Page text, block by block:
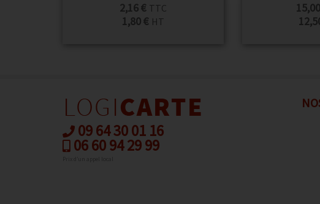
2,16 € TTC
1,80 € HT
09 64 30 01 16
06 60 94 29 99